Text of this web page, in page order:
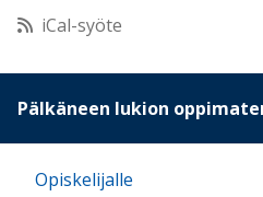
12:00
13:00
iCal-syöte
Pälkäneen lukion
Opiskelijalle